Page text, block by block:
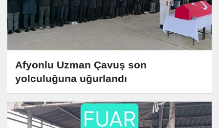
Afyonlu Uzman Çavuş son
yolculuğuna uğurlandı